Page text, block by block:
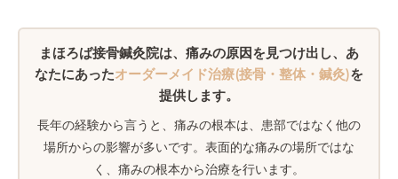
まほろば接骨鍼灸院は、 痛みの原因を見つけ出し、あ
なたにあったオーダーメイド治療(接骨・整体・鍼灸)を
提供します。
長年の経験から言うと、痛みの根本は、患部ではなく他の
場所からの影響が多いです。表面的な痛みの場所ではな
く、痛みの根本から治療を行います。